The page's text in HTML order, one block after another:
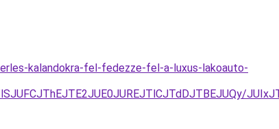
kalandokra-fel-fedezze-fel-a-luxus-lakoauto-